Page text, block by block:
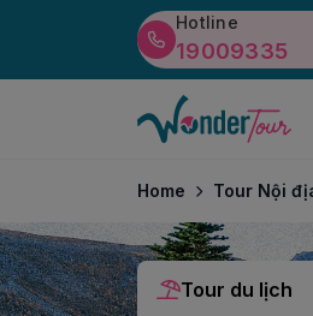
Hotline
19009335
Home Tour Nội
Tour du lịch